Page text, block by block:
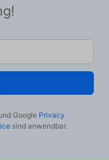
Google Privacy
sind anwendbar.